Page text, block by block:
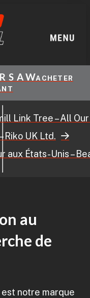
ACHETER
– All Our
Ltd.
Unis – Beaver
au
de
notre marque